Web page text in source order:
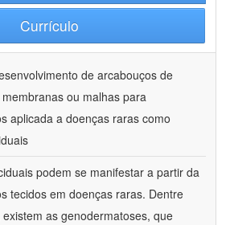
Currículo
de arcabouços de
ou malhas para
aplicada a doenças raras como
podem se manifestar a partir da
tecidos em doenças raras. Dentre
as genodermatoses, que